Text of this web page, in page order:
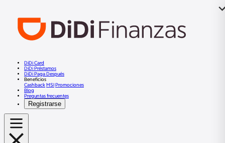
DiDi Card
DiDi Préstamos
DiDi Paga Después
Beneficios
CashbackMSIPromociones
Blog
Preguntas frecuentes
Registrarse